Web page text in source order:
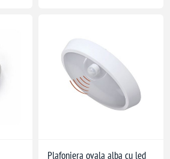
Plafoniera ovala alba cu led